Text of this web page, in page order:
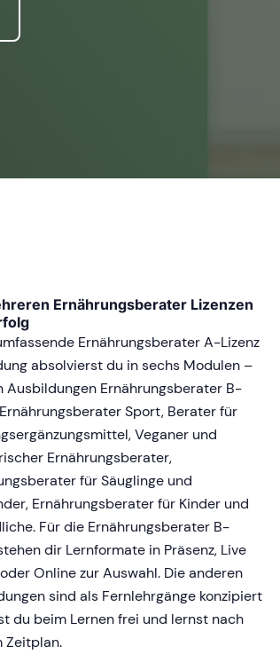
Ernährungsberater Lizenzen
Ernährungsberater A-Lizenz
absolvierst du in sechs Modulen –
Ausbildungen Ernährungsberater B-
Ernährungsberater Sport, Berater für
Veganer und
Ernährungsberater,
für Säuglinge und
Ernährungsberater für Kinder und
Für die Ernährungsberater B-
dir Lernformate in Präsenz, Live
Online zur Auswahl. Die anderen
sind als Fernlehrgänge konzipiert
du beim Lernen frei und lernst nach
Zeitplan.